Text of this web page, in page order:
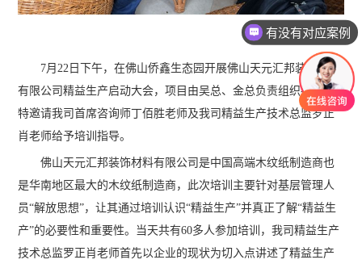
7月22日下午，在佛山侨鑫生态园开展佛山天元汇邦装饰材料
有限公司精益生产启动大会，项目由吴总、金总负责组织推进，
特邀请我司首席咨询师丁佰胜老师及我司精益生产技术总监罗正
肖老师给予培训指导。
佛山天元汇邦装饰材料有限公司是中国高端木纹纸制造商也
是华南地区最大的木纹纸制造商，此次培训主要针对基层管理人
员“解放思想”，让其通过培训认识“精益生产”并真正了解“精益生
产”的必要性和重要性。当天共有60多人参加培训，我司精益生产
技术总监罗正肖老师首先以企业的现状为切入点讲述了精益生产
有没有对应案例